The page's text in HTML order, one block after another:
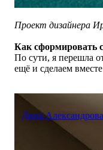
Проект дизайнера
Как сформировать
По сути, я перешла
ещё и сделаем
Дина Александрова